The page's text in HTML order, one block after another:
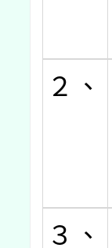
２、
３、